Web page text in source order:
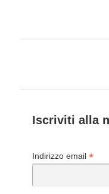
Iscriviti alla
Indirizzo email *